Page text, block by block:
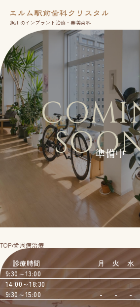
旭川のインプラント治療・審美歯科
準備中
TOP›歯周病治療
診療時間 月 火 水
9:30～13:00
14:00～18:30
9:30～15:00
- - -